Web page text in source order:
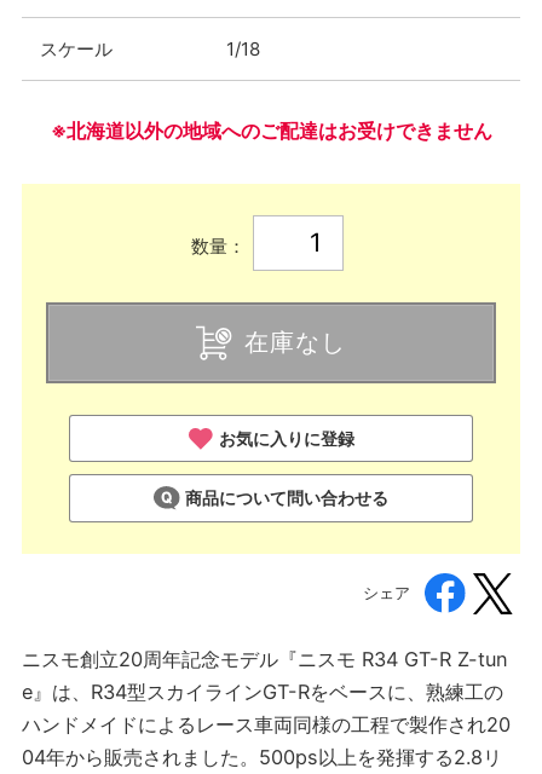
スケール 1/18
※北海道以外の地域へのご配達はお受けできません
数量：
在庫なし
お気に入りに登録
商品について問い合わせる
シェア
ニスモ創立20周年記念モデル『ニスモ R34 GT-R Z-tun
e』は、R34型スカイラインGT-Rをベースに、熟練工の
ハンドメイドによるレース車両同様の工程で製作され20
04年から販売されました。500ps以上を発揮する2.8リ